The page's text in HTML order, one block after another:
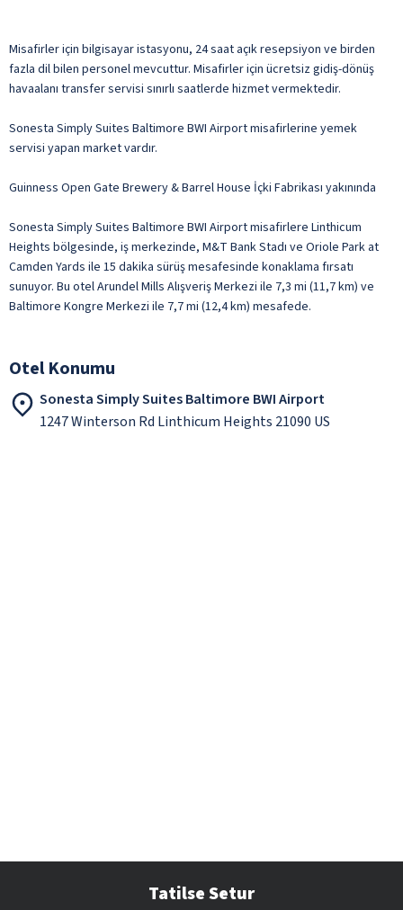
Misafirler için bilgisayar istasyonu, 24 saat açık resepsiyon ve birden
fazla dil bilen personel mevcuttur. Misafirler için ücretsiz gidiş-dönüş
havaalanı transfer servisi sınırlı saatlerde hizmet vermektedir.
Sonesta Simply Suites Baltimore BWI Airport misafirlerine yemek
servisi yapan market vardır.
Guinness Open Gate Brewery & Barrel House İçki Fabrikası yakınında
Sonesta Simply Suites Baltimore BWI Airport misafirlere Linthicum
Heights bölgesinde, iş merkezinde, M&T Bank Stadı ve Oriole Park at
Camden Yards ile 15 dakika sürüş mesafesinde konaklama fırsatı
sunuyor. Bu otel Arundel Mills Alışveriş Merkezi ile 7,3 mi (11,7 km) ve
Baltimore Kongre Merkezi ile 7,7 mi (12,4 km) mesafede.
Otel Konumu
Sonesta Simply Suites Baltimore BWI Airport
1247 Winterson Rd Linthicum Heights 21090 US
Tatilse Setur